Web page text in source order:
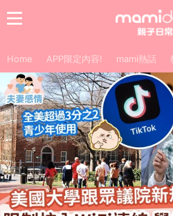
Home APP限定內容! mami熱話